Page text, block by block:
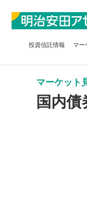
投資信託情報 マー
マーケット
国内債